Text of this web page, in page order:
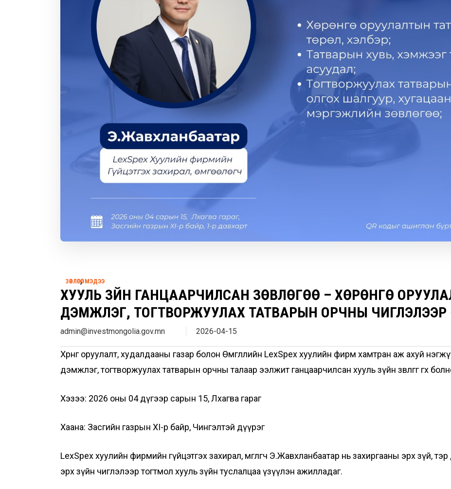
ЗӨВЛӨГӨӨ,МЭДЭЭ
ХУУЛЬ ЗҮЙН ГАНЦААРЧИЛСАН ЗӨВЛӨГӨӨ – ХӨРӨНГӨ
ДЭМЖЛЭГ, ТОГТВОРЖУУЛАХ ТАТВАРЫН ОРЧНЫ ЧИГЛЭЛЭЭР
admin@investmongolia.gov.mn 2026-04-15
Хөрөнгө оруулалт, худалдааны газар болон Өмгөөллийн LexSpex хуулийн фирм хамтран аж ахуй
дэмжлэг, тогтворжуулах татварын орчны талаар ээлжит ганцаарчилсан хууль зүйн зөвлөгөөг өгөх
Хэзээ: 2026 оны 04 дүгээр сарын 15, Лхагва гараг
Хаана: Засгийн газрын XI-р байр, Чингэлтэй дүүрэг
LexSpex хуулийн фирмийн гүйцэтгэх захирал, өмгөөлөгч Э.Жавхланбаатар нь захиргааны эрх зүй, тэр
эрх зүйн чиглэлээр тогтмол хууль зүйн туслалцаа үзүүлэн ажилладаг.